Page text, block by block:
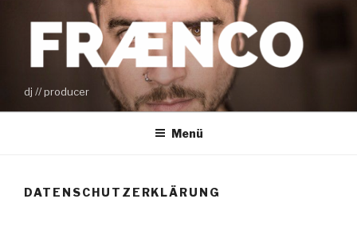
springen
dj // producer
Menü
DATENSCHUTZERKLÄRUNG